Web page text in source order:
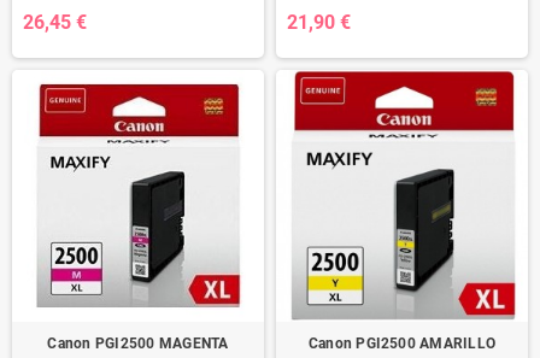
26,45 € 21,90 €
Canon PGI2500 MAGENTA
Canon PGI2500 AMARILLO